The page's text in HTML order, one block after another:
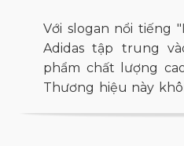
Với slogan nổi tiếng
Adidas tập trung
phẩm chất lượng
Thương hiệu này